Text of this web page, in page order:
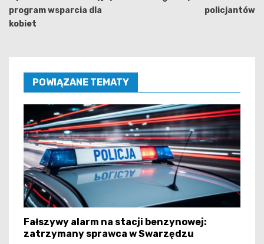
program wsparcia dla
kobiet
policjantów
POWIĄZANE TEMATY
Fałszywy alarm na stacji benzynowej:
zatrzymany sprawca w Swarzędzu